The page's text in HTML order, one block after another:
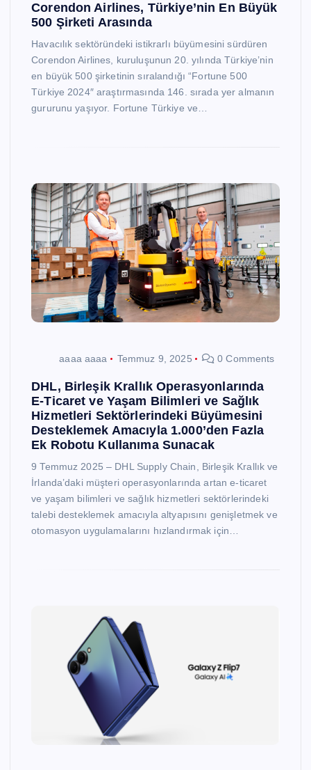
Corendon Airlines, Türkiye’nin En Büyük
500 Şirketi Arasında
Havacılık sektöründeki istikrarlı büyümesini sürdüren
Corendon Airlines, kuruluşunun 20. yılında Türkiye’nin
en büyük 500 şirketinin sıralandığı “Fortune 500
Türkiye 2024″ araştırmasında 146. sırada yer almanın
gururunu yaşıyor. Fortune Türkiye ve…
aaaa aaaa Temmuz 9, 2025 0 Comments
DHL, Birleşik Krallık Operasyonlarında
E-Ticaret ve Yaşam Bilimleri ve Sağlık
Hizmetleri Sektörlerindeki Büyümesini
Desteklemek Amacıyla 1.000’den Fazla
Ek Robotu Kullanıma Sunacak
9 Temmuz 2025 – DHL Supply Chain, Birleşik Krallık ve
İrlanda’daki müşteri operasyonlarında artan e-ticaret
ve yaşam bilimleri ve sağlık hizmetleri sektörlerindeki
talebi desteklemek amacıyla altyapısını genişletmek ve
otomasyon uygulamalarını hızlandırmak için…